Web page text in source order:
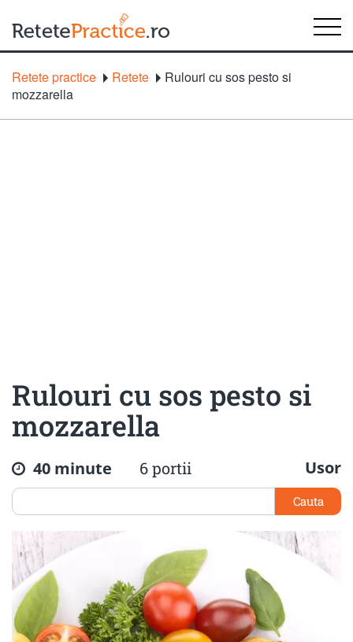
Retete practice Retete
Rulouri cu sos pesto si
mozzarella
Rulouri cu sos pesto si
mozzarella
40 minute 6 portii Usor
Cauta